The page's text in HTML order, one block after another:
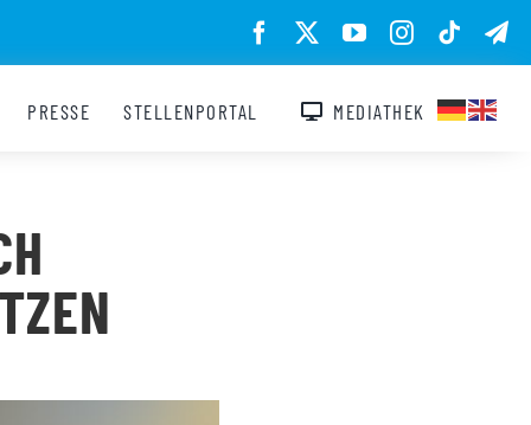
PRESSE STELLENPORTAL MEDIATHEK